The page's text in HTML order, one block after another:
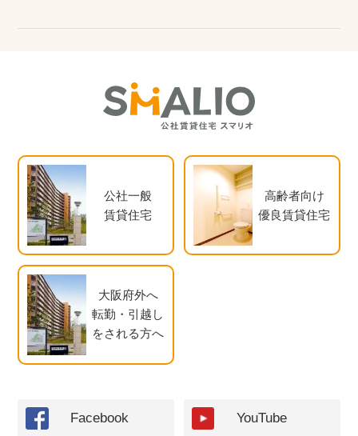
公社一般
賃貸住宅
高齢者向け
優良賃貸住宅
大阪府外へ
転勤・引越し
をされる方へ
Facebook YouTube